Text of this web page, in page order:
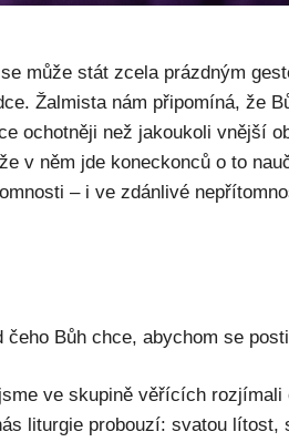
může stát zcela prázdným
Žalmista nám připomíná, že
ochotněji než jakoukoli vnější
v něm jde koneckonců o to
– i ve zdánlivé
Bůh chce, abychom se
ve skupině věřících rozjímali
liturgie probouzí: svatou lítost,